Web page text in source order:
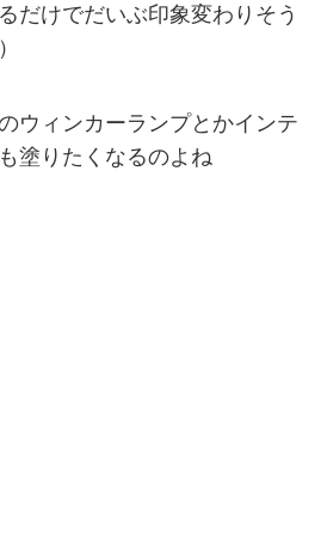
だけでだいぶ印象変わりそう
ウィンカーランプとかインテ
塗りたくなるのよね